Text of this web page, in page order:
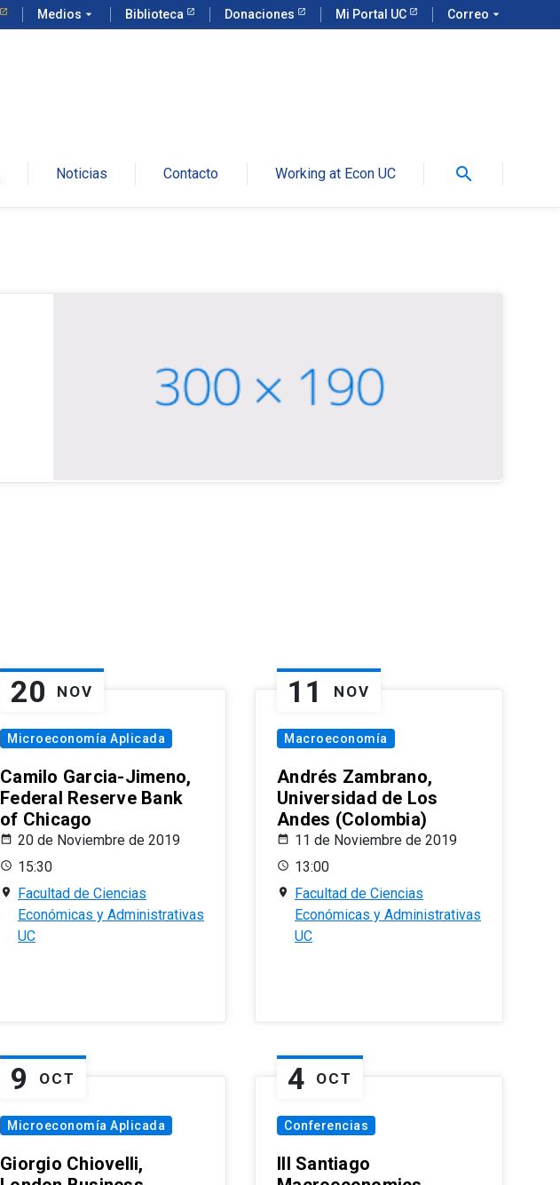
Medios arrow_drop_down Biblioteca Donaciones Mi Portal UC Correo arrow_drop_down
Noticias Contacto Working at Econ UC search
20 NOV
Microeconomía Aplicada
Camilo Garcia-Jimeno,
Federal Reserve Bank
of Chicago
20 de Noviembre de 2019
15:30
Facultad de Ciencias
Económicas y Administrativas
UC
11 NOV
Macroeconomía
Andrés Zambrano,
Universidad de Los
Andes (Colombia)
11 de Noviembre de 2019
13:00
Facultad de Ciencias
Económicas y Administrativas
UC
9 OCT
Microeconomía Aplicada
Giorgio Chiovelli,
4 OCT
Conferencias
III Santiago